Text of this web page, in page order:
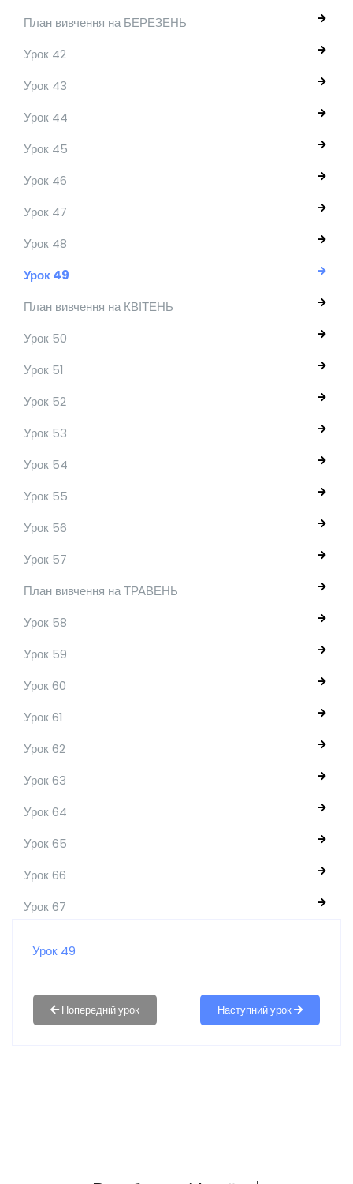
План вивчення на БЕРЕЗЕНЬ
Урок 42
Урок 43
Урок 44
Урок 45
Урок 46
Урок 47
Урок 48
Урок 49
План вивчення на КВІТЕНЬ
Урок 50
Урок 51
Урок 52
Урок 53
Урок 54
Урок 55
Урок 56
Урок 57
План вивчення на ТРАВЕНЬ
Урок 58
Урок 59
Урок 60
Урок 61
Урок 62
Урок 63
Урок 64
Урок 65
Урок 66
Урок 67
Урок 49
Наступний урок